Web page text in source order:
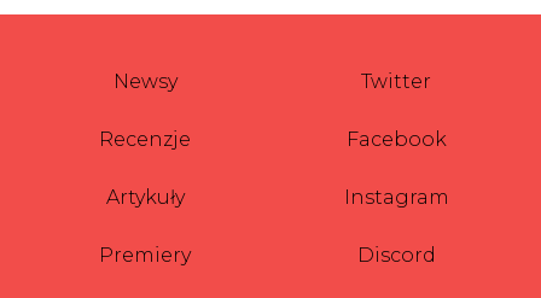
Newsy
Recenzje
Artykuły
Premiery
Twitter
Facebook
Instagram
Discord